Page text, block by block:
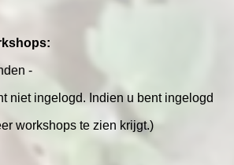
-
niet ingelogd. Indien u bent ingelogd
workshops te zien krijgt.)